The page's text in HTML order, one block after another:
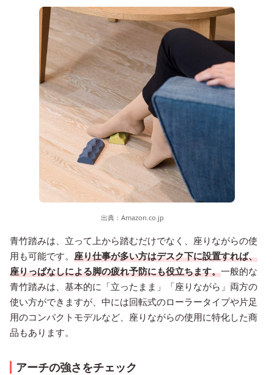
出典： Amazon.co.jp
青竹踏みは、立って上から踏むだけでなく、座りながらの使
用も可能です。 座り仕事が多い方はデスク下に設置すれば、
座りっぱなしによる脚の疲れ予防にも役立ちます。一般的な
青竹踏みは、基本的に「立ったまま」「座りながら」両方の
使い方ができますが、中には回転式のローラータイプや片足
用のコンパクトモデルなど、座りながらの使用に特化した商
品もあります。
アーチの強さをチェック